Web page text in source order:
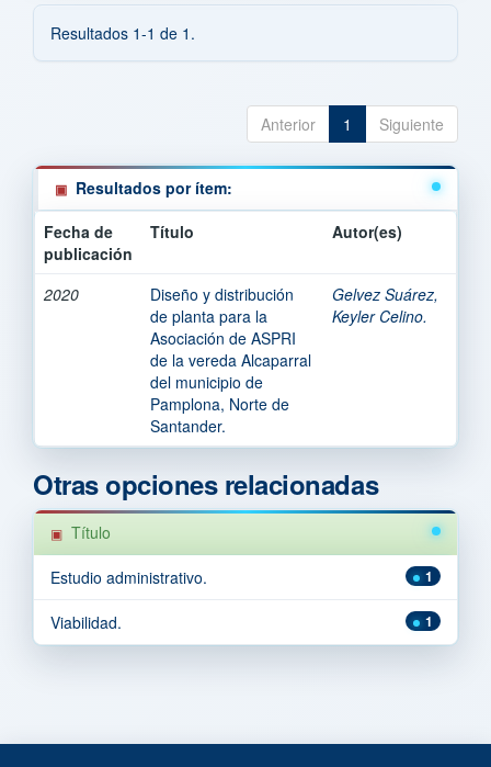
Resultados 1-1 de 1.
Anterior 1 Siguiente
Resultados por ítem:
Fecha de
publicación
Título Autor(es)
2020
Diseño y distribución
de planta para la
Asociación de ASPRI
de la vereda Alcaparral
del municipio de
Pamplona, Norte de
Santander.
Gelvez Suárez,
Keyler Celino.
Otras opciones relacionadas
Título
1
Estudio administrativo.
1
Viabilidad.